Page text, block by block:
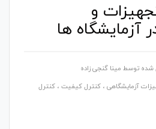
و
آزمایشگاه ها
شده توسط مینا گنجی زاده
آزمایشگاهی ، کنترل کیفیت ، کنترل